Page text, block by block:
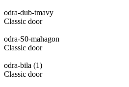
odra-dub-tmavy
Classic door
odra-S0-mahagon
Classic door
odra-bila (1)
Classic door